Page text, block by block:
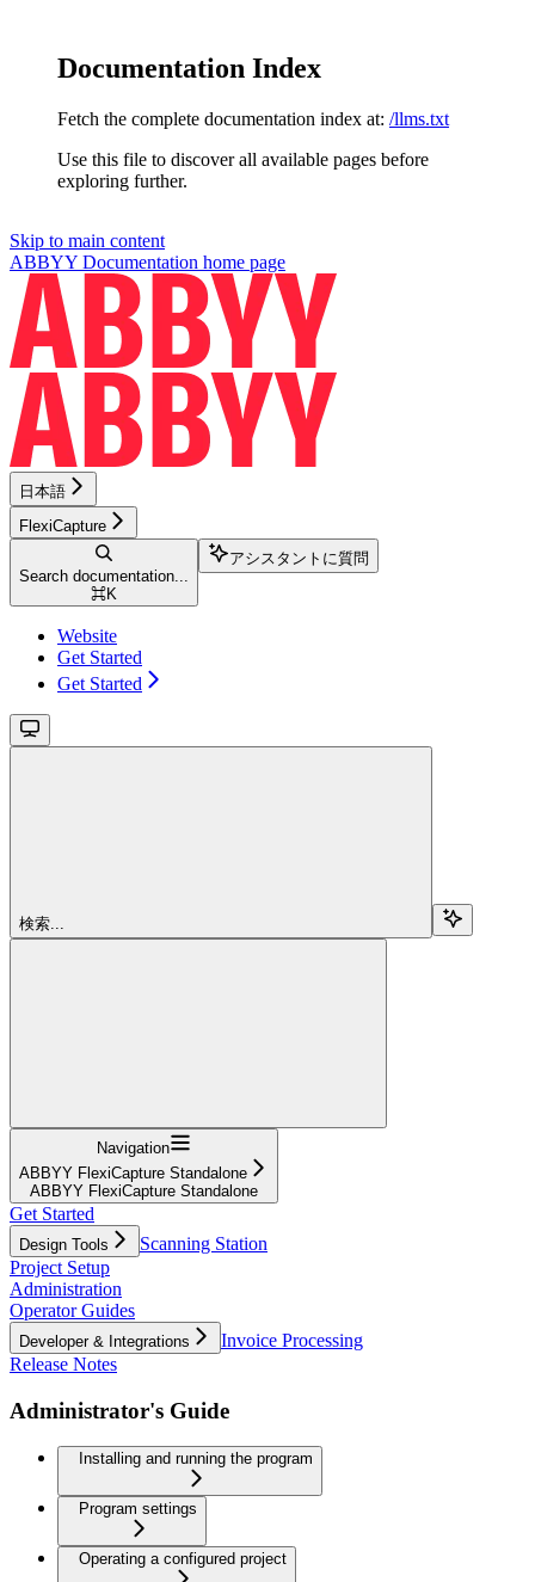
Documentation Index
Fetch the complete documentation index at: /llms.txt
Use this file to discover all available pages before
exploring further.
Skip to main content
ABBYY Documentation home page
日本語
FlexiCapture
Search documentation...
⌘K
アシスタントに質問
Website
Get Started
Get Started
検索...
Navigation
ABBYY FlexiCapture Standalone
ABBYY FlexiCapture Standalone
Get Started
Design Tools
Scanning Station
Project Setup
Administration
Operator Guides
Developer & Integrations
Invoice Processing
Release Notes
Administrator's Guide
Installing and running the program
Program settings
Operating a configured project